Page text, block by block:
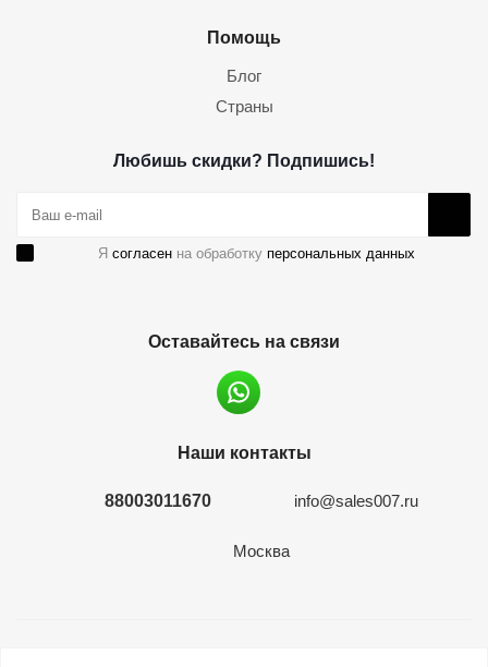
Помощь
Блог
Страны
Любишь скидки? Подпишись!
Я согласен на обработку персональных данных
Оставайтесь на связи
Наши контакты
88003011670 info@sales007.ru
Москва